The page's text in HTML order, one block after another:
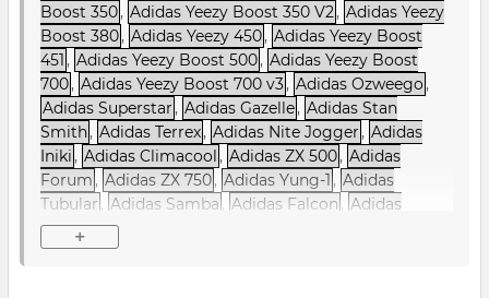
Boost 350, Adidas Yeezy Boost 350 V2, Adidas Yeezy
Boost 380, Adidas Yeezy 450, Adidas Yeezy Boost
451 , Adidas Yeezy Boost 500, Adidas Yeezy Boost
700, Adidas Yeezy Boost 700 v3, Adidas Ozweego ,
Adidas Superstar , Adidas Gazelle, Adidas Stan
Smith, Adidas Terrex, Adidas Nite Jogger , Adidas
Iniki , Adidas Climacool , Adidas ZX 500, Adidas
Forum , Adidas ZX 750, Adidas Yung-1 , Adidas
Tubular , Adidas Samba , Adidas Falcon , Adidas
Sharks,Adidas Ozelia
NMD,Adidas NiteBall
+